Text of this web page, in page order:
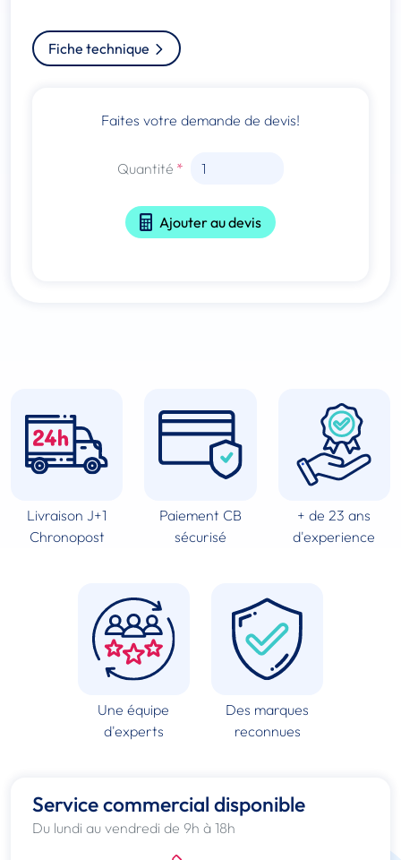
Fiche technique
Faites votre demande de devis!
Quantité
Ajouter au devis
Livraison J+1
Chronopost
Paiement CB
sécurisé
+ de 23 ans
d'experience
Une équipe
d'experts
Des marques
reconnues
Service commercial disponible
Du lundi au vendredi de 9h à 18h